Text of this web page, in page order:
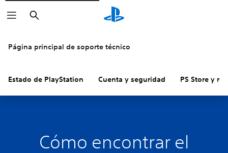
Buscar
Página principal de soporte técnico
Estado de PlayStation Cuenta y seguridad PS Store y
Cómo encontrar el